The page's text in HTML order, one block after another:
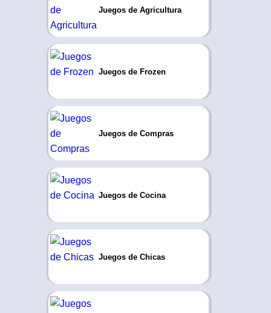
Juegos de Agricultura
Juegos de Frozen
Juegos de Compras
Juegos de Cocina
Juegos de Chicas